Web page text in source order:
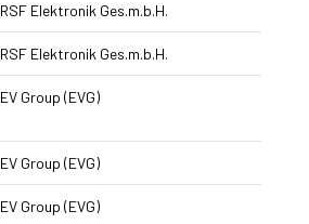
RSF Elektronik Ges.m.b.H.
RSF Elektronik Ges.m.b.H.
EV Group (EVG)
EV Group (EVG)
EV Group (EVG)